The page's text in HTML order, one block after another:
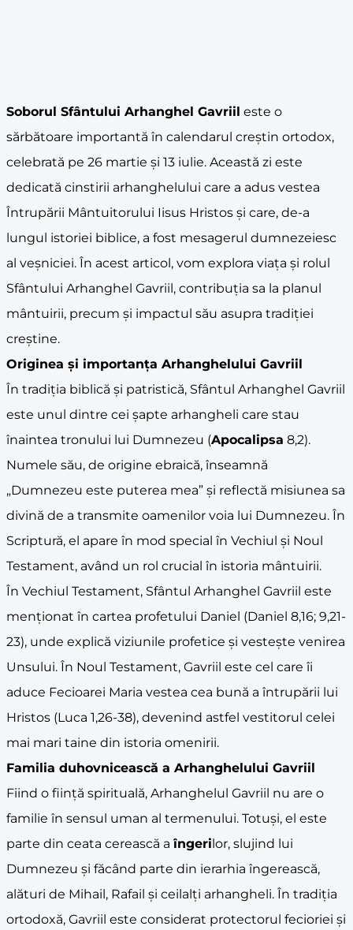
Soborul Sfântului Arhanghel Gavriil este o
sărbătoare importantă în calendarul creștin ortodox,
celebrată pe 26 martie și 13 iulie. Această zi este
dedicată cinstirii arhanghelului care a adus vestea
Întrupării Mântuitorului Iisus Hristos și care, de-a
lungul istoriei biblice, a fost mesagerul dumnezeiesc
al veșniciei. În acest articol, vom explora viața și rolul
Sfântului Arhanghel Gavriil, contribuția sa la planul
mântuirii, precum și impactul său asupra tradiției
creștine.
Originea și importanța Arhanghelului Gavriil
În tradiția biblică și patristică, Sfântul Arhanghel Gavriil
este unul dintre cei șapte arhangheli care stau
înaintea tronului lui Dumnezeu (Apocalipsa 8,2).
Numele său, de origine ebraică, înseamnă
„Dumnezeu este puterea mea” și reflectă misiunea sa
divină de a transmite oamenilor voia lui Dumnezeu. În
Scriptură, el apare în mod special în Vechiul și Noul
Testament, având un rol crucial în istoria mântuirii.
În Vechiul Testament, Sfântul Arhanghel Gavriil este
menționat în cartea profetului Daniel (Daniel 8,16; 9,21-
23), unde explică viziunile profetice și vestește venirea
Unsului. În Noul Testament, Gavriil este cel care îi
aduce Fecioarei Maria vestea cea bună a întrupării lui
Hristos (Luca 1,26-38), devenind astfel vestitorul celei
mai mari taine din istoria omenirii.
Familia duhovnicească a Arhanghelului Gavriil
Fiind o ființă spirituală, Arhanghelul Gavriil nu are o
familie în sensul uman al termenului. Totuși, el este
parte din ceata cerească a îngerilor, slujind lui
Dumnezeu și făcând parte din ierarhia îngerească,
alături de Mihail, Rafail și ceilalți arhangheli. În tradiția
ortodoxă, Gavriil este considerat protectorul fecioriei și